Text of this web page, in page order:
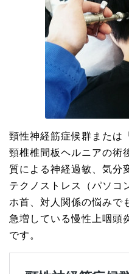
頸性神経筋症候群または
頸椎椎間板ヘルニアの術
質による神経過敏、気分
テクノストレス（パソコ
ホ首、対人関係の悩みで
急増している慢性上咽頭
です。